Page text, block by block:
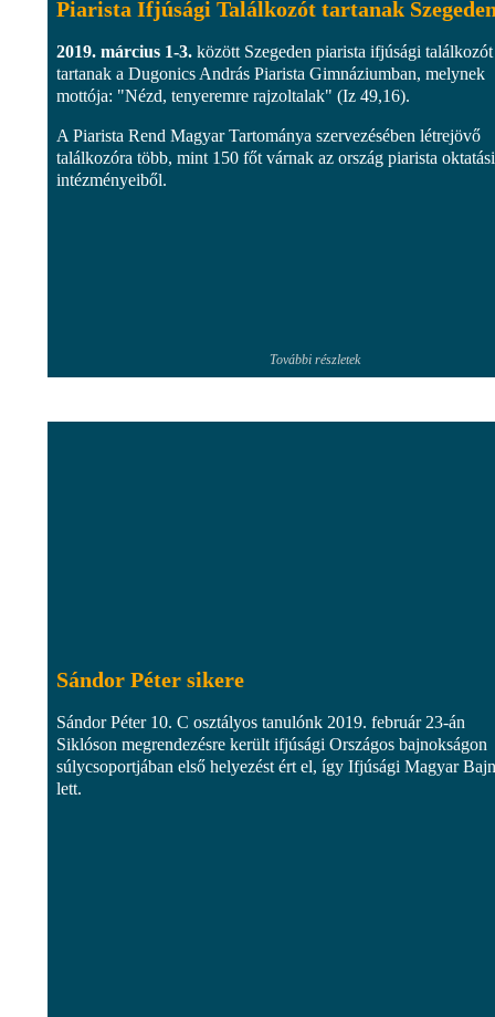
Piarista Ifjúsági Találkozót tartanak
2019. március 1-3. között Szegeden piarista ifjúsági találkozót
tartanak a Dugonics András Piarista Gimnáziumban, melynek
mottója: "Nézd, tenyeremre rajzoltalak" (Iz 49,16).
A Piarista Rend Magyar Tartománya szervezésében létrejövő
találkozóra több, mint 150 főt várnak az ország piarista oktatási
intézményeiből.
További részletek
Sándor Péter sikere
Sándor Péter 10. C osztályos tanulónk 2019. február 23-án
Siklóson megrendezésre került ifjúsági Országos bajnokságon
súlycsoportjában első helyezést ért el, így Ifjúsági Magyar
lett.